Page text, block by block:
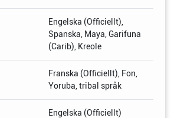
Engelska (Officiellt),
Spanska, Maya, Garifuna
(Carib), Kreole
Franska (Officiellt), Fon,
Yoruba, tribal språk
Engelska (Officiellt)